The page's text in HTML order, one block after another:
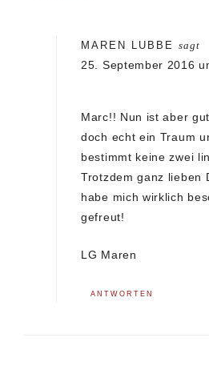
MAREN LUBBE sagt
25. September 2016
Marc!! Nun ist aber
doch echt ein Traum
bestimmt keine zwei
Trotzdem ganz lieben
habe mich wirklich
gefreut!
LG Maren
ANTWORTEN